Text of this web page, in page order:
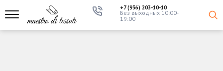
+7 (936) 203-10-10
Без выходных 10:00-
19:00